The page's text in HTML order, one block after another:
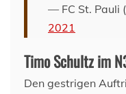
— FC St. Pauli
2021
Timo Schultz im
Den gestrigen